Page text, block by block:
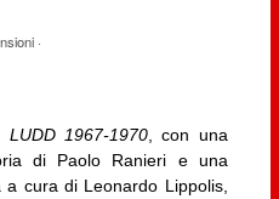
·
1967-1970 , con una
di Paolo Ranieri e una
a cura di Leonardo Lippolis,